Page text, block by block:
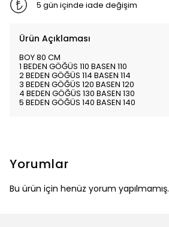
5 gün içinde iade değişim
Ürün Açıklaması
BOY 80 CM
1 BEDEN GÖĞÜS 110 BASEN 110
2 BEDEN GÖĞÜS 114 BASEN 114
3 BEDEN GÖĞÜS 120 BASEN 120
4 BEDEN GÖĞÜS 130 BASEN 130
5 BEDEN GÖĞÜS 140 BASEN 140
Yorumlar
Bu ürün için henüz yorum yapılmamış.